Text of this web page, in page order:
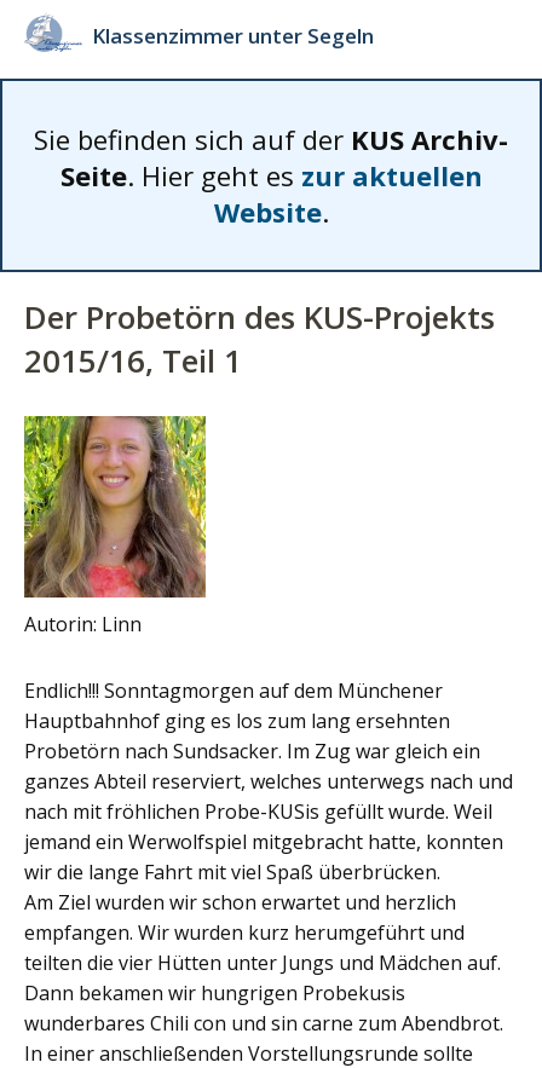
Klassenzimmer unter Segeln
Sie befinden sich auf der KUS Archiv-
Seite. Hier geht es zur aktuellen
Website.
Der Probetörn des KUS-Projekts
2015/16, Teil 1
Autorin: Linn
Endlich!!! Sonntagmorgen auf dem Münchener
Hauptbahnhof ging es los zum lang ersehnten
Probetörn nach Sundsacker. Im Zug war gleich ein
ganzes Abteil reserviert, welches unterwegs nach und
nach mit fröhlichen Probe-KUSis gefüllt wurde. Weil
jemand ein Werwolfspiel mitgebracht hatte, konnten
wir die lange Fahrt mit viel Spaß überbrücken.
Am Ziel wurden wir schon erwartet und herzlich
empfangen. Wir wurden kurz herumgeführt und
teilten die vier Hütten unter Jungs und Mädchen auf.
Dann bekamen wir hungrigen Probekusis
wunderbares Chili con und sin carne zum Abendbrot.
In einer anschließenden Vorstellungsrunde sollte